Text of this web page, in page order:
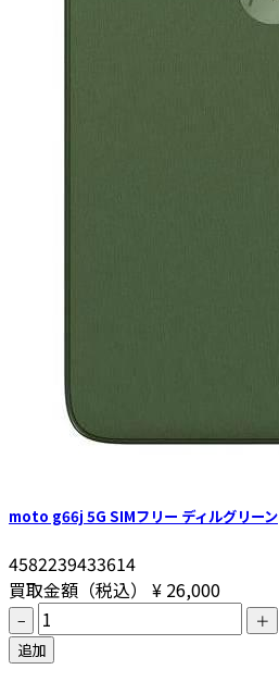
moto g66j 5G SIMフリー ディルグリーン
4582239433614
買取金額（税込）
¥ 26,000
−
＋
追加